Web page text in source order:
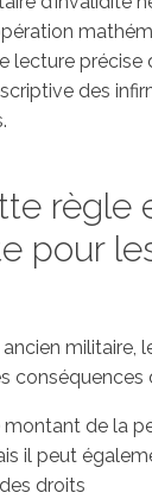
lecture précise
des
règle
pour
militaire,
conséquences
montant de la
il peut
droits